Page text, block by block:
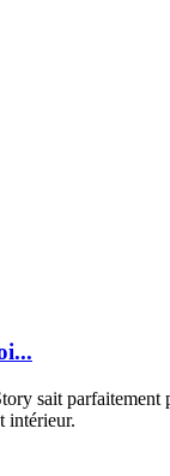
sait
intérieur.